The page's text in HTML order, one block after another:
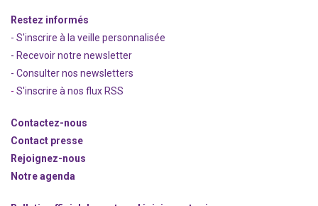
Restez informés
- S'inscrire à la veille personnalisée
- Recevoir notre newsletter
- Consulter nos newsletters
- S'inscrire à nos flux RSS
Contactez-nous
Contact presse
Rejoignez-nous
Notre agenda